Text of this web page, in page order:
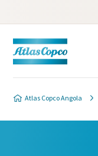
Atlas Copco Angola